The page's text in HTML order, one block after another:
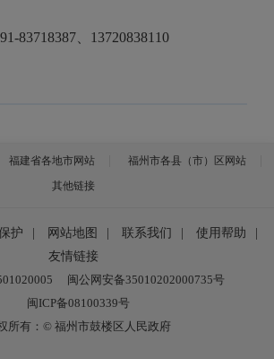
、13720838110
福建省各地市网站
福州市各县（市）区网站
其他链接
护 网站地图 联系我们 使用帮助
友情链接
闽公网安备35010202000735号
闽ICP备08100339号
所有：© 福州市鼓楼区人民政府